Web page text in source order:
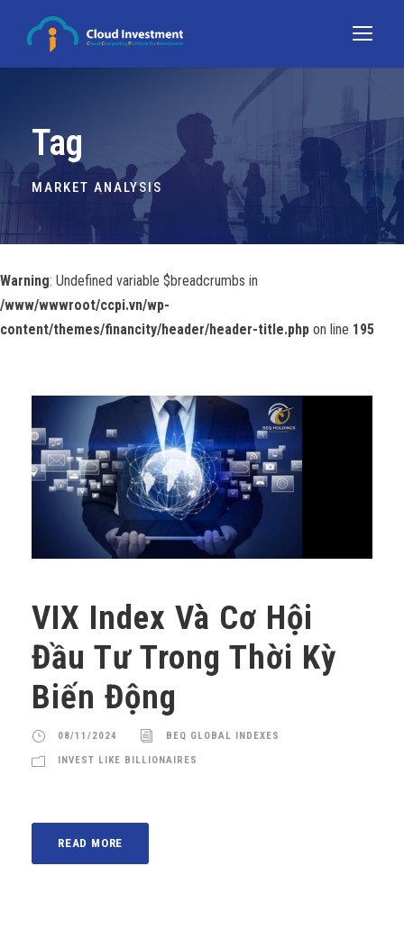
Tag
MARKET ANALYSIS
Warning: Undefined variable $breadcrumbs in
/www/wwwroot/ccpi.vn/wp-
content/themes/financity/header/header-title.php on line 195
VIX Index Và Cơ Hội
Đầu Tư Trong Thời Kỳ
Biến Động
08/11/2024 BEQ GLOBAL INDEXES
INVEST LIKE BILLIONAIRES
READ MORE